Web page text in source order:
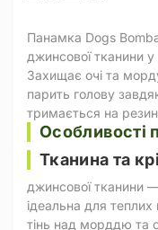
Панамка Dogs
джинсової тканини
Захищає очі та
парить голову
тримається на
Особливості
Тканина та
джинсової тканини
ідеальна для
тінь над морддю та